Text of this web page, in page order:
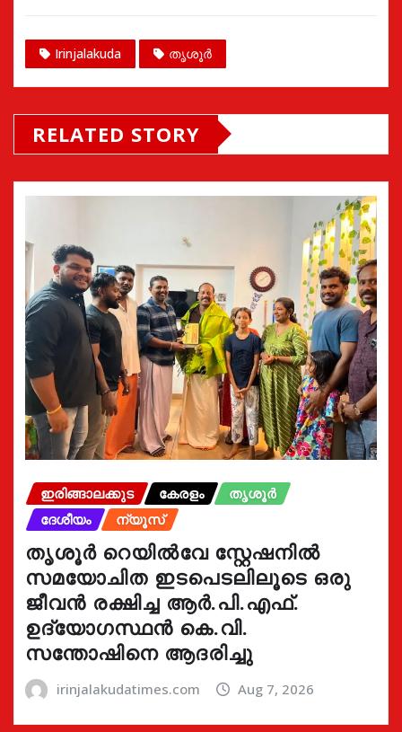
Irinjalakuda തൃശൂർ
RELATED STORY
ഇരിങ്ങാലക്കുട കേരളം
തൃശൂർ
ദേശീയം
ന്യൂസ്
തൃശൂർ റെയിൽവേ സ്റ്റേഷനിൽ
സമയോചിത ഇടപെടലിലൂടെ ഒരു
ജീവൻ രക്ഷിച്ച ആർ.പി.എഫ്.
ഉദ്യോഗസ്ഥൻ കെ.വി.
സന്തോഷിനെ ആദരിച്ചു
irinjalakudatimes.com Aug 7, 2026